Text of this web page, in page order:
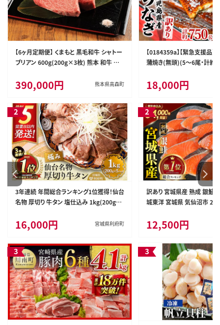
【6ヶ月定期便】 くまもと 黒毛和牛 シャトー
ブリアン 600g(200g×3枚) 熊本 和牛 牛
390,000円 熊本県高森町
3年連続 年間総合ランキング1位獲得！仙台
名物 厚切り 牛タン 塩仕込み 1kg(200g×
希少 部位 タン中 タン元 塩ダレ タレ 小分
け 仙台 名物 厚切 肉厚 おいしい 美味 牛
肉 焼肉 バーベキュー BBQ 宮城県 利府町
船田食品]
16,000円 宮城県利府町
【0184359a】【緊急支援品
蒲焼き(無頭)(5～6尾・計約
れ 鹿児島 ふるさと 人気 支
すみ】
18,000円
訳あり 宮城県産 熟成 銀鮭
城東洋 宮城県 気仙沼市
シャケ 切り身 冷凍 おかず
者支援 サーモン 魚 銀鮭切
12,500円